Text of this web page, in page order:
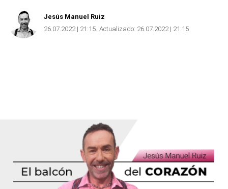
Jesús Manuel Ruiz
26.07.2022 | 21:15 Actualizado: 26.07.2022 | 21:15